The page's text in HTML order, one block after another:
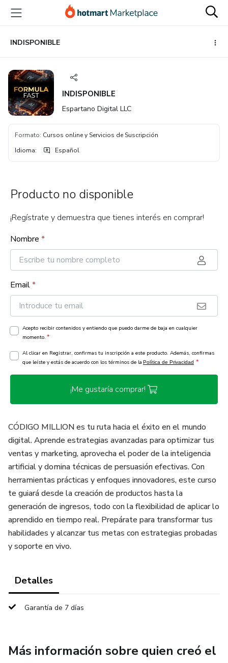
principal
página
de
página
INDISPONIBLE
INDISPONIBLE
Espartano Digital LLC
Formato: Cursos online y Servicios de Suscripción
Idioma: Español
Producto no disponible
¡Regístrate y demuestra que tienes interés en comprar!
Nombre *
Email*
Acepto recibir contenidos y entiendo que puedo darme de baja en cualquier
momento. *
Al clicar en Registrar, confirmas tu inscripción a este producto. Además, confirmas
que leíste y estás de acuerdo con los términos de la Política de Privacidad *
¡Me gustaría comprar!
CÓDIGO MILLION es tu ruta hacia el éxito en el mundo
digital. Aprende estrategias avanzadas para optimizar tus
ventas y marketing, aprovecha el poder de la inteligencia
artificial y domina técnicas de persuasión efectivas. Con
herramientas prácticas y enfoques innovadores, este curso
te guiará desde la creación de productos hasta la
generación de ingresos, todo con la flexibilidad de aplicar lo
aprendido en tiempo real. Prepárate para transformar tus
habilidades y alcanzar tus metas con estrategias probadas
y soporte en vivo.
Detalles
Garantía de 7 días
Más información sobre quien creó el